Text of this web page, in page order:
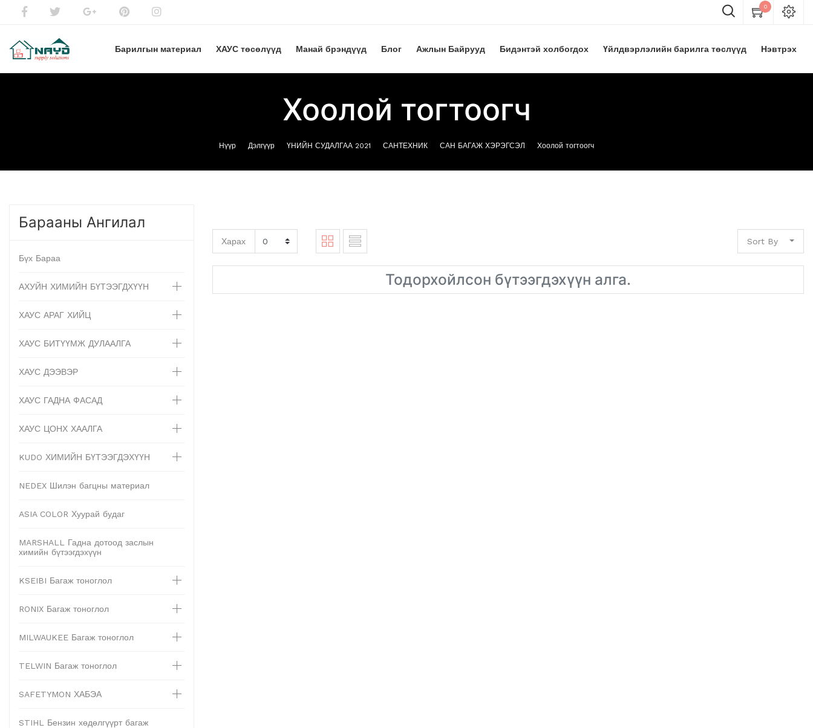
0
Барилгын материал ХАУС төсөлүүд Манай брэндүүд Блог Ажлын Байрууд Бидэнтэй холбогдох Үйлдвэрлэлийн барилга төслүүд Нэвтрэх
Хоолой тогтоогч
Нүүр Дэлгүүр ҮНИЙН СУДАЛГАА 2021 САНТЕХНИК САН БАГАЖ ХЭРЭГСЭЛ Хоолой тогтоогч
Барааны Ангилал
Бүх Бараа
АХУЙН ХИМИЙН БҮТЭЭГДХҮҮН
ХАУС АРАГ ХИЙЦ
ХАУС БИТҮҮМЖ ДУЛААЛГА
ХАУС ДЭЭВЭР
ХАУС ГАДНА ФАСАД
ХАУС ЦОНХ ХААЛГА
KUDO ХИМИЙН БҮТЭЭГДЭХҮҮН
NEDEX Шилэн багцны материал
ASIA COLOR Хуурай будаг
MARSHALL Гадна дотоод заслын
химийн бүтээгдэхүүн
KSEIBI Багаж тоноглол
RONIX Багаж тоноглол
MILWAUKEE Багаж тоноглол
TELWIN Багаж тоноглол
SAFETYMON ХАБЭА
STIHL Бензин хөдөлгүүрт багаж
Харах Sort By
Тодорхойлсон бүтээгдэхүүн алга.